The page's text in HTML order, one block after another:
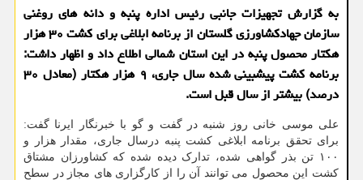
به گزارش تجهیزات جانبی رئیس اداره پنبه و دانه های روغنی
سازمان جهادکشاورزی گلستان از برنامه ابلاغی برای کشت ۳۰ هزار
هکتار محصول پنبه در این استان شمالی اطلاع داد و اظهار داشت:
برنامه کشت پیشبینی شده سال جاری، ۹ هزار هکتار (معادل ۳۰
درصد) بیشتر از سال قبل است.
علی موسی خانی روز شنبه در گفت و گو با خبرنگار ایرنا گفت:
برای تحقق برنامه ابلاغی کشت پنبه درسال جاری، مقدار هزار و
۱۰۰ تن بذر گواهی شده، تدارک دیده شده که کشاورزان مشتاق
کشت این محصول می توانند آن را از کارگزاری های مجاز در سطح